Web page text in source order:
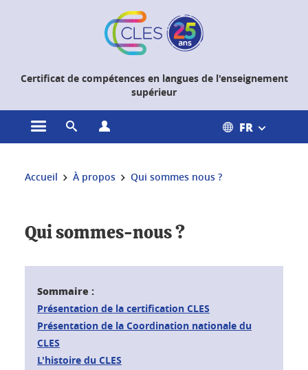
Certificat de compétences en langues de l'enseignement
supérieur
Ouvrir le menu principal
Ouvrir le moteur de recherche FR
Vous êtes ici :
Accueil À propos Qui sommes nous ?
Qui sommes-nous ?
Sommaire :
Présentation de la certification CLES
Présentation de la Coordination nationale du
CLES
L'histoire du CLES